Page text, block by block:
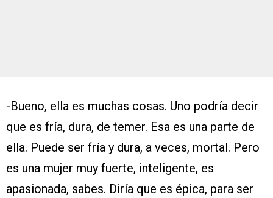
-Bueno, ella es muchas cosas. Uno podría decir
que es fría, dura, de temer. Esa es una parte de
ella. Puede ser fría y dura, a veces, mortal. Pero
es una mujer muy fuerte, inteligente, es
apasionada, sabes. Diría que es épica, para ser